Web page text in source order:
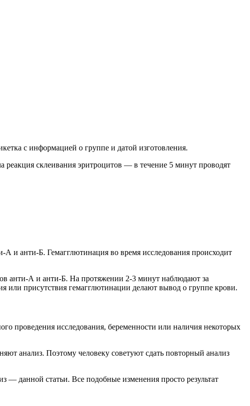
с информацией о группе и датой изготовления.
склеивания эритроцитов — в течение 5 минут проводят
и анти-Б. Гемагглютинация во время исследования происходит
анти-А и анти-Б. На протяжении 2-3 минут наблюдают за
или присутствия гемагглютинации делают вывод о группе крови.
проведения исследования, беременности или наличия некоторых
анализ. Поэтому человеку советуют сдать повторный анализ
— данной статьи. Все подобные изменения просто результат